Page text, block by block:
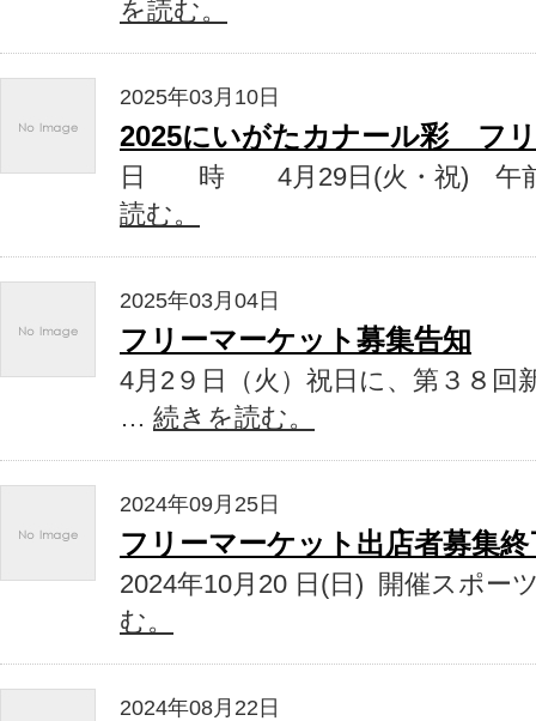
を読む。
2025年03月10日
2025にいがたカナール彩 フ
日 時 4月29日(火・祝) 午
読む。
2025年03月04日
フリーマーケット募集告知
4月2９日（火）祝日に、第３８回
… 続きを読む。
2024年09月25日
フリーマーケット出店者募集
2024年10月20 日(日) 開催スポ
む。
2024年08月22日